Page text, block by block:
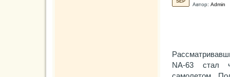
Автор: Admin
SEP
NA-63 стал